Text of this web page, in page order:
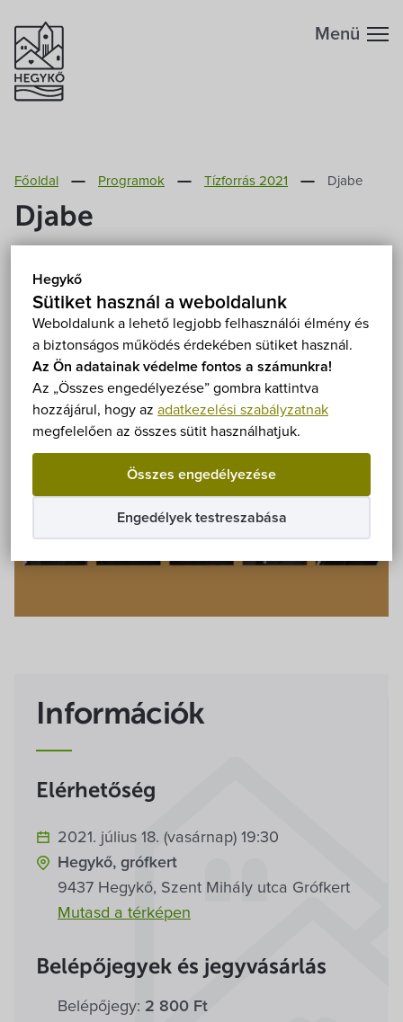
Hegykő
Sütiket használ a weboldalunk
Weboldalunk a lehető legjobb felhasználói élmény és
a biztonságos működés érdekében sütiket használ.
Az Ön adatainak védelme fontos a számunkra!
Az „Összes engedélyezése” gombra kattintva
hozzájárul, hogy az adatkezelési szabályzatnak
megfelelően az összes sütit használhatjuk.
Összes engedélyezése
Engedélyek testreszabása
Fontos telefonszámok
Földrajzi adottság
Éghajlat
Hegykő történelme
Szabadidő
Éttermek
Programok
Önkormányzat
Hírek
Közoktatási Intézmények
Közérdekű adatok
Pályázatok
Dokumentumok
Menü
Főoldal Programok Tízforrás 2021 Djabe
Djabe
Hegykő, grófkert 9437 Hegykő, Szent Mihály utca
Grófkert
Mutasd a térképen
Fizetős Koncert Szabadtéri
Információk
Elérhetőség
2021. július 18. (vasárnap) 19:30
Hegykő, grófkert
9437 Hegykő, Szent Mihály utca Grófkert
Mutasd a térképen
Belépőjegyek és jegyvásárlás
Belépőjegy: 2 800 Ft